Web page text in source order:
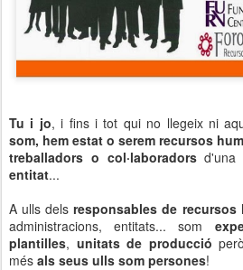
Tu i jo, i fins i tot qui no llegeix ni
som, hem estat o serem recursos
treballadors o col·laboradors
entitat...
A ulls dels responsables de recursos
administracions, entitats... som
plantilles, unitats de producció
més als seus ulls som persones!